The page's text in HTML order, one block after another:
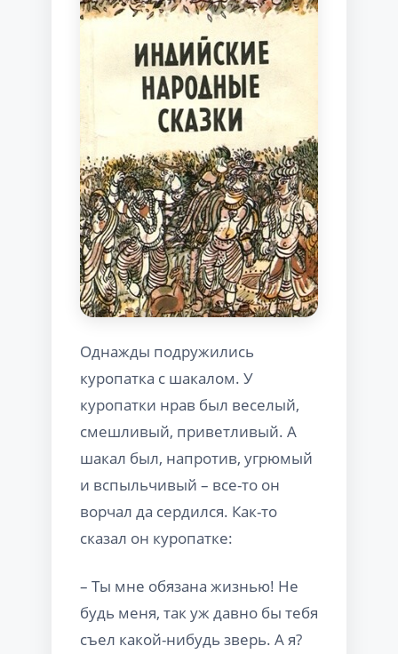
Однажды подружились
куропатка с шакалом. У
куропатки нрав был веселый,
смешливый, приветливый. А
шакал был, напротив, угрюмый
и вспыльчивый – все-то он
ворчал да сердился. Как-то
сказал он куропатке:
– Ты мне обязана жизнью! Не
будь меня, так уж давно бы тебя
съел какой-нибудь зверь. А я?